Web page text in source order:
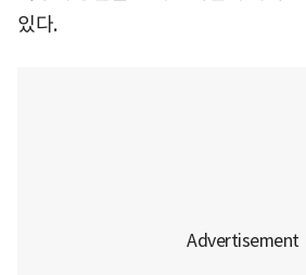
있다.